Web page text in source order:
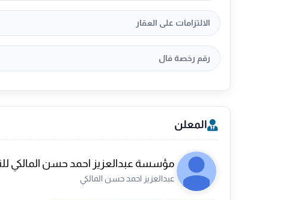
الالتزامات على العقار
رقم رخصة فال
المعلن
مؤسسة عبدالعزيز احمد حسن المالكي
عبدالعزيز احمد حسن المالكي